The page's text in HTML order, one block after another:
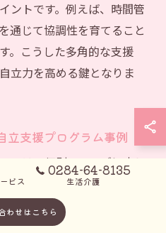
ントです。例えば、時間管
通じて協調性を育てること
。こうした多角的な支援
立力を高める鍵となりま
立支援プログラム事例
では、個別のニーズに応じ
されています。例えば、学
では、ICT教材を取り入れた
につけるための実践的な活
ビス
0284-64-8135
生活介護
わせはこちら